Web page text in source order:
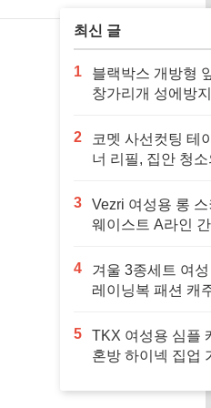
최신 글
1
블랙박스 개방형
창가리개 성에방
전 운전 필수
2
코멧 사선컷팅 테
너 리필, 집안 청
3
Vezri 여성용 롱 스
웨이스트 A라인
F88, 다양한 스타
필수 아이템
4
겨울 3종세트 여
레이닝복 패션 캐
트 가을 츄리닝세
동복 세트 보온과
의 선택
5
TKX 여성용 심플
혼방 하이넥 집업
용, 추운 날씨에